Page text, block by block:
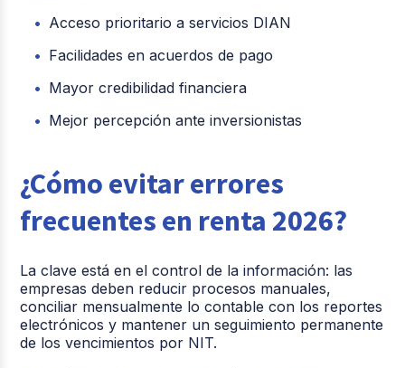
Acceso prioritario a servicios DIAN
Facilidades en acuerdos de pago
Mayor credibilidad financiera
Mejor percepción ante inversionistas
¿Cómo evitar errores
frecuentes en renta 2026?
La clave está en el control de la información: las
empresas deben reducir procesos manuales,
conciliar mensualmente lo contable con los reportes
electrónicos y mantener un seguimiento permanente
de los vencimientos por NIT.